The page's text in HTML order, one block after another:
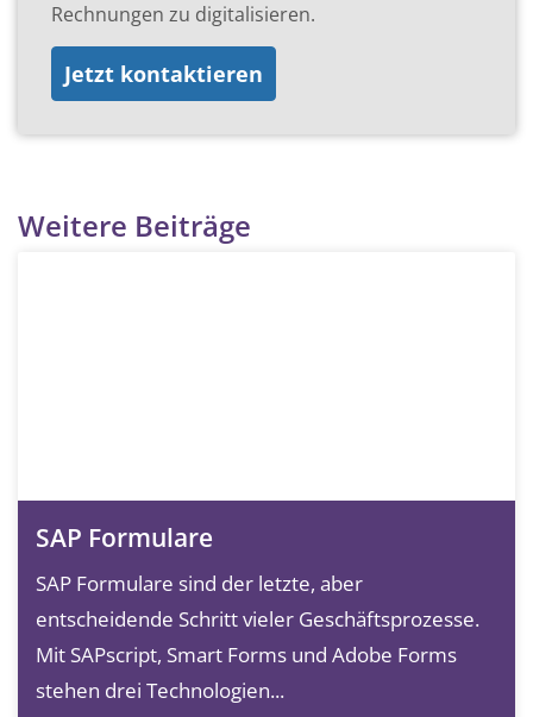
Rechnungen zu digitalisieren.
Jetzt kontaktieren
Weitere Beiträge
SAP Formulare
SAP Formulare sind der letzte, aber
entscheidende Schritt vieler Geschäftsprozesse.
Mit SAPscript, Smart Forms und Adobe Forms
stehen drei Technologien...